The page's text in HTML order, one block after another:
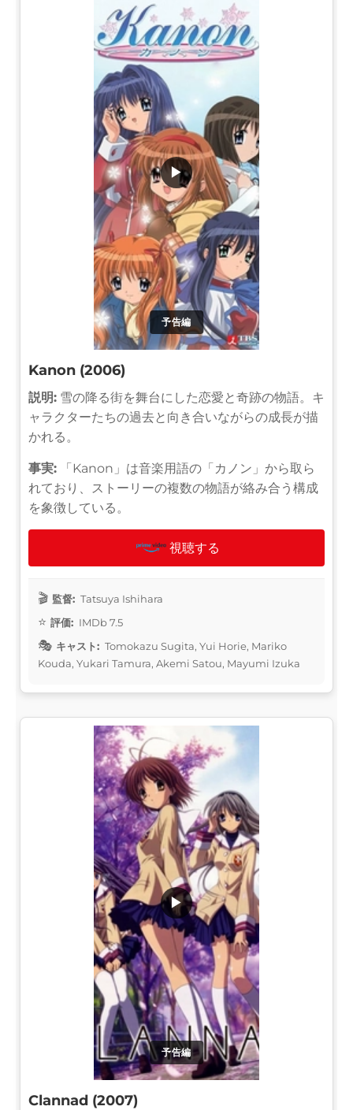
予告編
▶
Kanon (2006)
説明: 雪の降る街を舞台にした恋愛と奇跡の物語。キ
ャラクターたちの過去と向き合いながらの成長が描
かれる。
事実: 「Kanon」は音楽用語の「カノン」から取ら
れており、ストーリーの複数の物語が絡み合う構成
を象徴している。
視聴する
監督: Tatsuya Ishihara
評価: IMDb 7.5
キャスト: Tomokazu Sugita, Yui Horie, Mariko
Kouda, Yukari Tamura, Akemi Satou, Mayumi Izuka
予告編
▶
Clannad (2007)